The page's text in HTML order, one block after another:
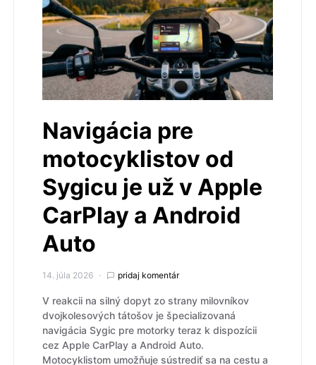
Navigácia pre
motocyklistov od
Sygicu je už v Apple
CarPlay a Android
Auto
14. júla 2026 pridaj komentár
V reakcii na silný dopyt zo strany milovníkov
dvojkolesových tátošov je špecializovaná
navigácia Sygic pre motorky teraz k dispozícii
cez Apple CarPlay a Android Auto.
Motocyklistom umožňuje sústrediť sa na cestu a